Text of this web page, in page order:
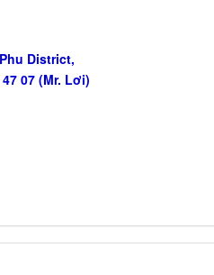
District,
07 (Mr. Lơi)